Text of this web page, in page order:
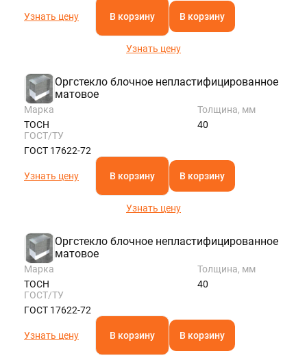
Узнать цену В корзину В корзину
Узнать цену
Оргстекло блочное непластифицированное
матовое
Марка
ТОСН
Толщина, мм
40
ГОСТ/ТУ
ГОСТ 17622-72
Узнать цену В корзину В корзину
Узнать цену
Оргстекло блочное непластифицированное
матовое
Марка
ТОСН
Толщина, мм
40
ГОСТ/ТУ
ГОСТ 17622-72
Узнать цену В корзину В корзину